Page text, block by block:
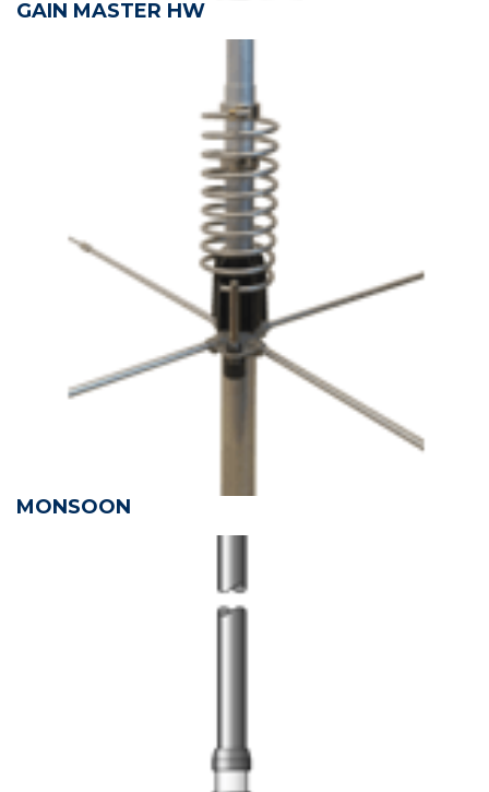
GAIN MASTER HW
MONSOON